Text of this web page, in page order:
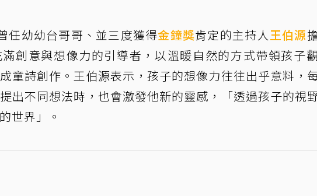
任幼幼台哥哥、並三度獲得金鐘獎肯定的主持人王伯源
創意與想像力的引導者，以溫暖自然的方式帶領孩子
童詩創作。王伯源表示，孩子的想像力往往出乎意料，
出不同想法時，也會激發他新的靈感，「透過孩子的視
世界」。